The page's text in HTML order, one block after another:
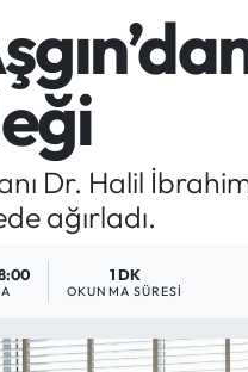
Dr. Halil
ağırladı.
1 DK
OKUNMA SÜRESI